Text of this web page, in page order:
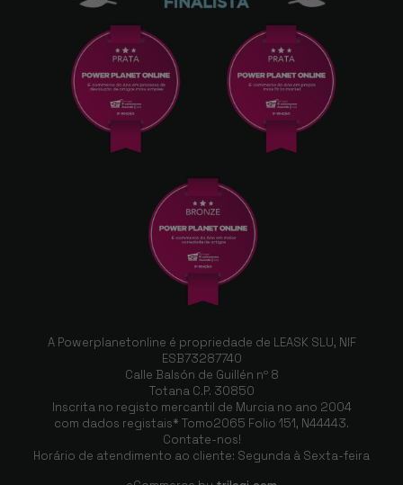
A Powerplanetonline é propriedade de LEASK SLU, NIF
ESB73287740
Calle Balsón de Guillén nº 8
Totana C.P. 30850
Inscrita no registo mercantil de Murcia no ano 2004
com dados registais* Tomo2065 Folio 151, N44443.
Contate-nos!
Horário de atendimento ao cliente: Segunda à Sexta-feira